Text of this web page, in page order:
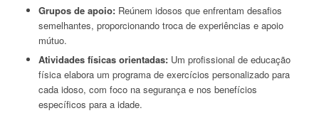
Grupos de apoio:Reúnem idosos que enfrentam desafios
semelhantes, proporcionando troca de experiências e apoio
mútuo.
Atividades físicas orientadas:Um profissional de educação
física elabora um programa de exercícios personalizado para
cada idoso, com foco na segurança e nos benefícios
específicos para a idade.